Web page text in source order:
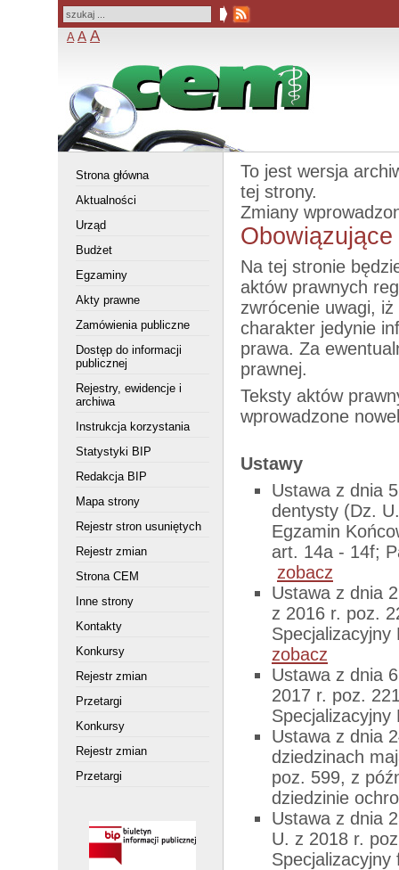
A A A
Strona główna
Aktualności
Urząd
Budżet
Egzaminy
Akty prawne
Zamówienia publiczne
Dostęp do informacji
publicznej
Rejestry, ewidencje i
archiwa
Instrukcja korzystania
Statystyki BIP
Redakcja BIP
Mapa strony
Rejestr stron usuniętych
Rejestr zmian
Strona CEM
Inne strony
Kontakty
Konkursy
Rejestr zmian
Przetargi
Konkursy
Rejestr zmian
Przetargi
To jest wersja
tej strony.
Zmiany
Na tej stronie
aktów prawnych
zwrócenie uwagi,
charakter jedynie
prawa. Za
prawnej.
Teksty aktów
wprowadzone
Ustawy
Ustawa z dnia
dentysty (Dz.
Egzamin
art. 14a - 14f;
zobacz
Ustawa z dnia
z 2016 r. poz.
zobacz
Ustawa z dnia
2017 r. poz.
Ustawa z dnia
dziedzinach
poz. 599, z
dziedzinie
Ustawa z dnia
U. z 2018 r.